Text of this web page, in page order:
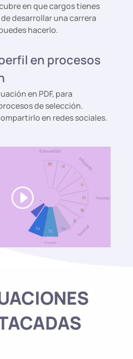
en que cargos tienes
desarrollar una carrera
hacerlo.
en procesos
en PDF, para
de selección.
en redes sociales.